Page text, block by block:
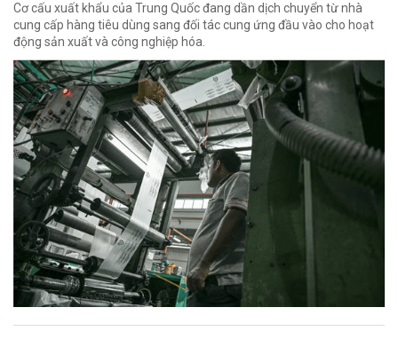
Cơ cấu xuất khẩu của Trung Quốc đang dần dịch chuyển từ nhà
cung cấp hàng tiêu dùng sang đối tác cung ứng đầu vào cho hoạt
động sản xuất và công nghiệp hóa.